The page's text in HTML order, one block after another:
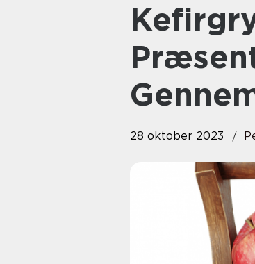
Kefirgryn: En Gennemgående
28 oktober 2023